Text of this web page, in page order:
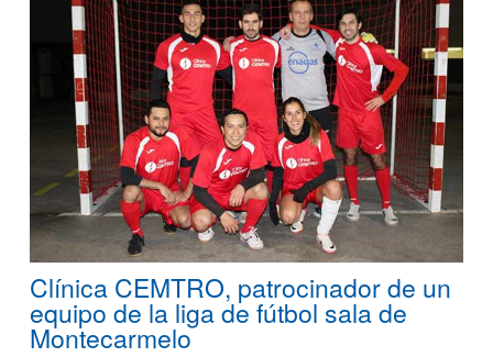
Clínica CEMTRO, patrocinador de un
equipo de la liga de fútbol sala de
Montecarmelo